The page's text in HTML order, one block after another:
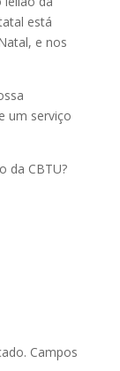
está
e nos
um serviço
da CBTU?
Campos